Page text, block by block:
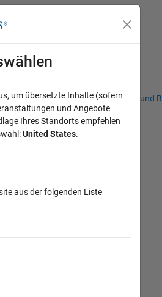
Niederlassungen Studierende und
Off-Canvas-
um übersetzte Inhalte (sofern
und Angebote
Ihres Standorts empfehlen
United States.
aus der folgenden Liste